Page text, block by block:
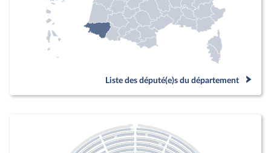
Liste des député(e)s du département